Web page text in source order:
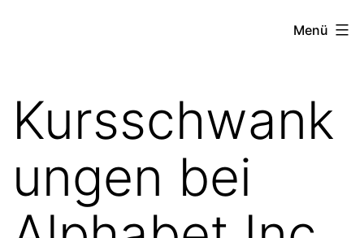
project
Menü
Kursschwank
ungen bei